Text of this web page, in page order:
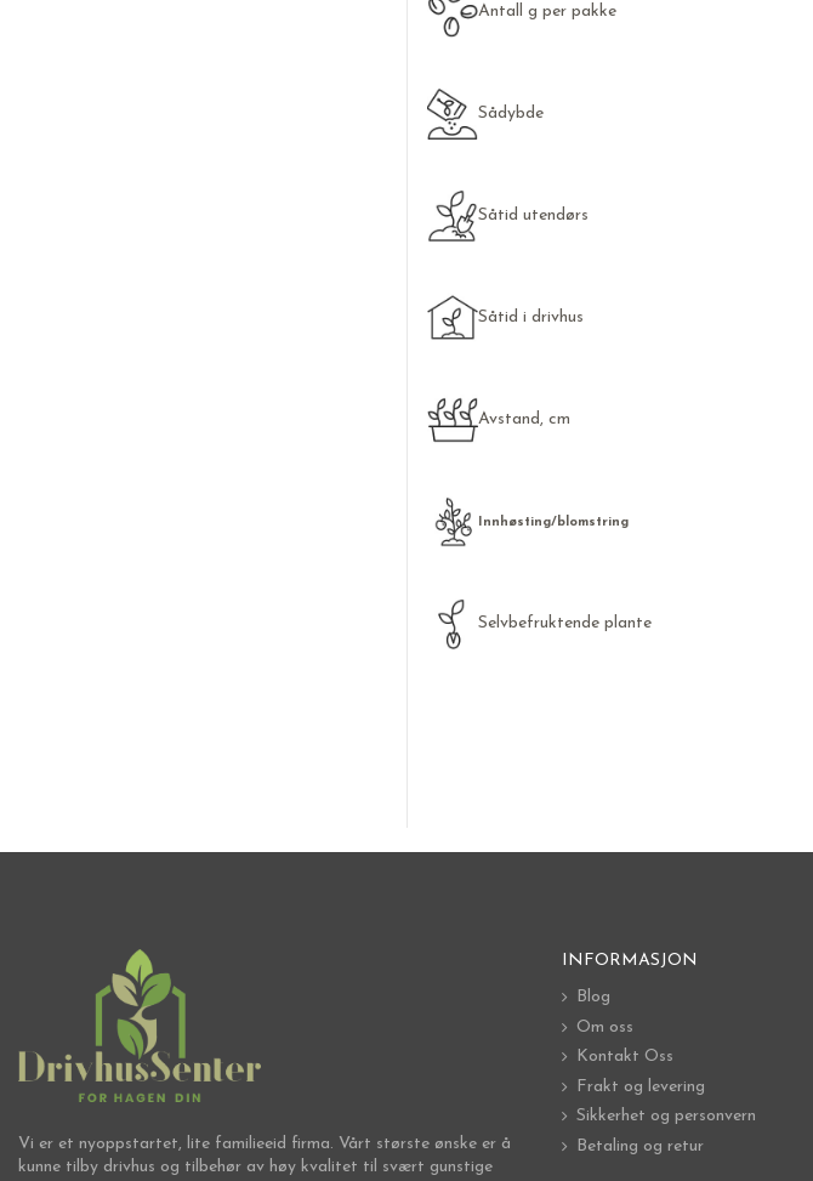
Antall g per pakke
Sådybde
Såtid utendørs
Såtid i drivhus
Avstand, cm
Innhøsting/blomstring
Selvbefruktende plante
Vi er et nyoppstartet, lite familieeid firma. Vårt største ønske er å
kunne tilby drivhus og tilbehør av høy kvalitet til svært gunstige
INFORMASJON
Blog
Om oss
Kontakt Oss
Frakt og levering
Sikkerhet og personvern
Betaling og retur